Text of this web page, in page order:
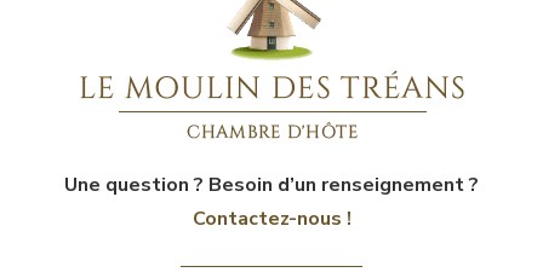
Une question ? Besoin d’un renseignement ?
Contactez-nous !